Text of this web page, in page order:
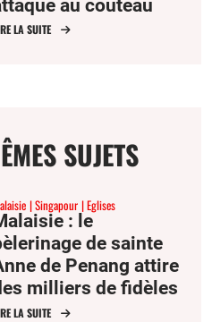
au couteau
LA SUITE
SUJETS
Singapour Eglises
: le
de sainte
de Penang attire
milliers de fidèles
du Sud-Est
LA SUITE